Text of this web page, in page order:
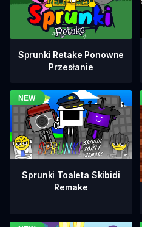
Sprunki Retake Ponowne
Przesłanie
Sprunki Toaleta Skibidi
Remake